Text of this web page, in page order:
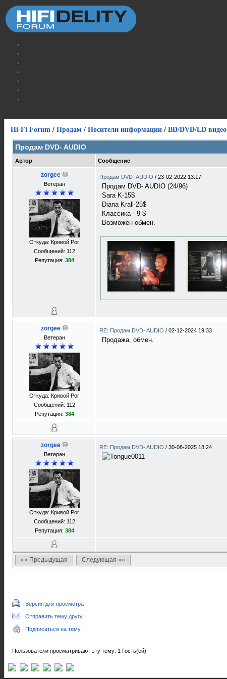
Hi-Fi Forum / Продам / Носители информации / BD/DVD/LD видео
Продам DVD- AUDIO
Автор Сообщение
zorgee
Ветеран
Откуда: Кривой Рог
Сообщений: 112
Репутация: 384
Продам DVD- AUDIO / 23-02-2022 13:17
Продам DVD- AUDIO (24/96)
Sara K-15$
Diana Krall-25$
Классика - 9 $
Возможен обмен.
zorgee
Ветеран
Откуда: Кривой Рог
Сообщений: 112
Репутация: 384
RE: Продам DVD- AUDIO / 02-12-2024 19:33
Продажа, обмен.
zorgee
Ветеран
Откуда: Кривой Рог
Сообщений: 112
Репутация: 384
RE: Продам DVD- AUDIO / 30-08-2025 18:24
«« Предыдущая
Следующая »»
Версия для просмотра
Отправить тему другу
Подписаться на тему
Пользователи просматривают эту тему: 1 Гость(ей)